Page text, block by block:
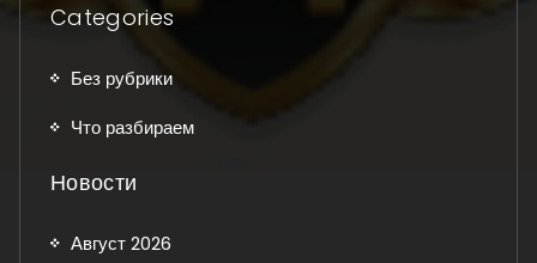
Categories
Без рубрики
Что разбираем
Новости
Август 2026